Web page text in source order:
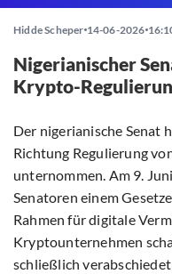
Hidde Scheper 14-06-2026
Nigerianischer
Krypto-
Der nigerianische Senat
Richtung Regulierung
unternommen. Am 9.
Senatoren einem
Rahmen für digitale
Kryptounternehmen
schließlich